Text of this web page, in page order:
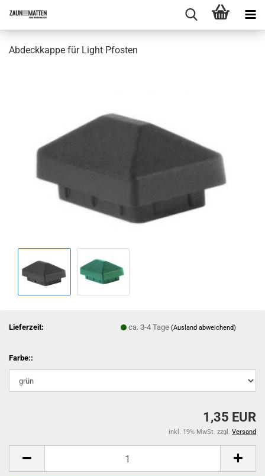
Abdeckkappe für Light Pfosten
Lieferzeit: ca. 3-4 Tage(Ausland abweichend)
Farbe::
1,35 EUR
inkl. 19% MwSt. zzgl. Versand